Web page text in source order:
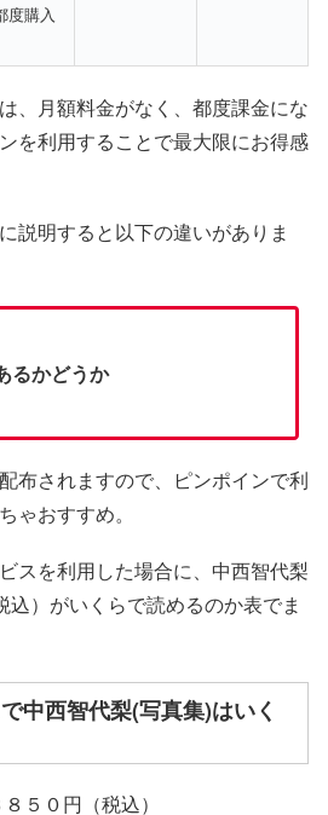
度購入
、月額料金がなく、都度課金にな
を利用することで最大限にお得感
説明すると以下の違いがありま
るかどうか
布されますので、ピンポインで利
ゃおすすめ。
スを利用した場合に、中西智代梨
込）がいくらで読めるのか表でま
中西智代梨(写真集)はいく
５０円（税込）